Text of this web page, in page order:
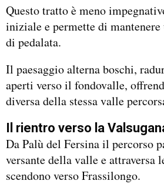
Questo tratto è meno
iniziale e permette di
di pedalata.
Il paesaggio alterna boschi,
aperti verso il fondovalle,
diversa della stessa valle
Il rientro verso la
Da Palù del Fersina il percorso
versante della valle e attraversa
scendono verso Frassilongo.